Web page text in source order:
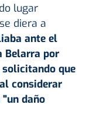
lugar
diera a
ante el
Belarra por
que
considerar
daño